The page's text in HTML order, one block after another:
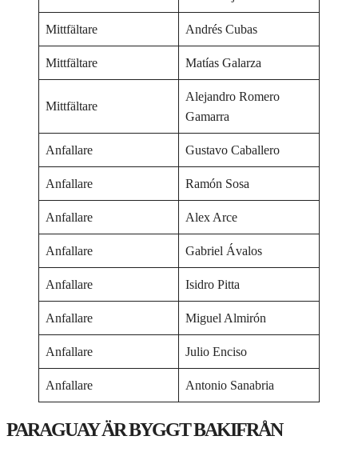
Mittfältare Andrés Cubas
Mittfältare Matías Galarza
Mittfältare
Alejandro Romero
Gamarra
Anfallare Gustavo Caballero
Anfallare Ramón Sosa
Anfallare Alex Arce
Anfallare Gabriel Ávalos
Anfallare Isidro Pitta
Anfallare Miguel Almirón
Anfallare Julio Enciso
Anfallare Antonio Sanabria
PARAGUAY ÄR BYGGT BAKIFRÅN